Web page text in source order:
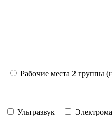
Рабочие места 2 группы
Ультразвук